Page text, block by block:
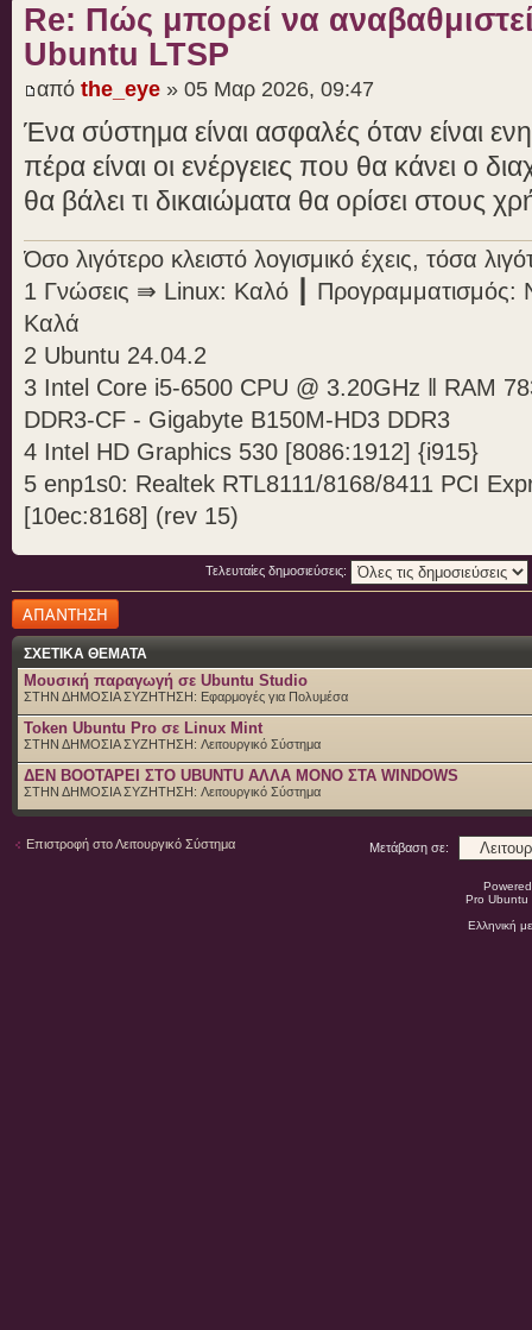
Re: Πώς μπορεί να
Ubuntu LTSP
από the_eye » 05 Μαρ 2026, 09:47
Ένα σύστημα είναι ασφαλές όταν είναι
πέρα είναι οι ενέργειες που θα κάνει ο
θα βάλει τι δικαιώματα θα ορίσει στους
Όσο λιγότερο κλειστό λογισμικό έχεις, τόσα
1 Γνώσεις ⇛ Linux: Καλό ┃ Προγραμματισμός:
Καλά
2 Ubuntu 24.04.2
3 Intel Core i5-6500 CPU @ 3.20GHz ‖ RAM
DDR3-CF - Gigabyte B150M-HD3 DDR3
4 Intel HD Graphics 530 [8086:1912] {i915}
5 enp1s0: Realtek RTL8111/8168/8411 PCI
[10ec:8168] (rev 15)
Τελευταίες δημοσιεύσεις:
Δημιουργία
απάντησης
ΣΧΕΤΙΚΑ ΘΕΜΑΤΑ
Μουσική παραγωγή σε Ubuntu Studio
ΣΤΗΝ ΔΗΜΟΣΙΑ ΣΥΖΗΤΗΣΗ: Εφαρμογές για Πολυμέσα
Token Ubuntu Pro σε Linux Mint
ΣΤΗΝ ΔΗΜΟΣΙΑ ΣΥΖΗΤΗΣΗ: Λειτουργικό Σύστημα
ΔΕΝ BOOTAΡΕΙ ΣΤΟ UBUNTU ΑΛΛΑ ΜΟΝΟ ΣΤΑ WINDOWS
ΣΤΗΝ ΔΗΜΟΣΙΑ ΣΥΖΗΤΗΣΗ: Λειτουργικό Σύστημα
Επιστροφή στο Λειτουργικό Σύστημα Μετάβαση σε:
Pro
Ελληνική